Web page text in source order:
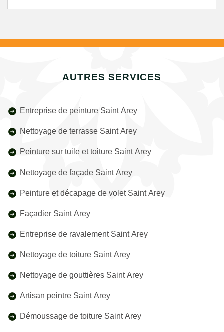
AUTRES SERVICES
Entreprise de peinture Saint Arey
Nettoyage de terrasse Saint Arey
Peinture sur tuile et toiture Saint Arey
Nettoyage de façade Saint Arey
Peinture et décapage de volet Saint Arey
Façadier Saint Arey
Entreprise de ravalement Saint Arey
Nettoyage de toiture Saint Arey
Nettoyage de gouttières Saint Arey
Artisan peintre Saint Arey
Démoussage de toiture Saint Arey